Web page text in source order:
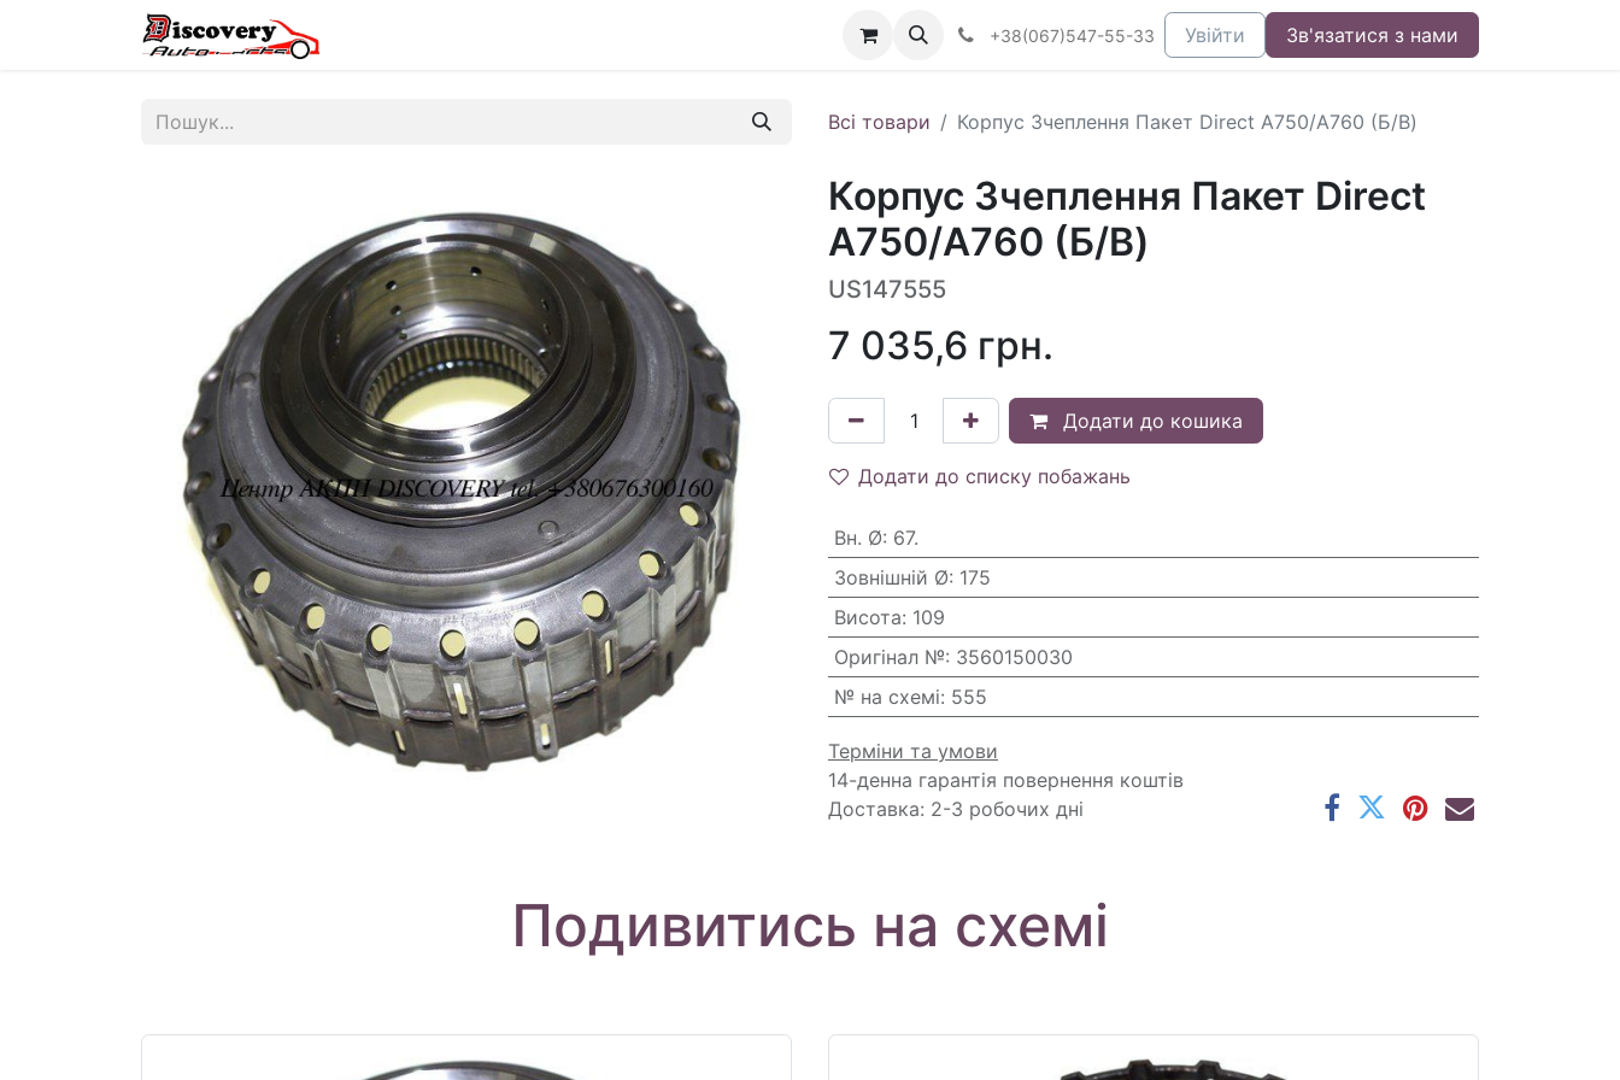
+38(067)547-55-33 Увійти Зв'язатися з нами
Всі товари Корпус Зчеплення Пакет Direct A750/A760 (Б/В)
Корпус Зчеплення Пакет Direct
A750/A760 (Б/В)
US147555
7 035,6 грн.
Додати до кошика
Додати до списку побажань
Вн. Ø: 67.
Зовнішній Ø: 175
Висота: 109
Оригінал №: 3560150030
№ на схемі: 555
Терміни та умови
14-денна гарантія повернення коштів
Доставка: 2-3 робочих дні
Подивитись на схемі